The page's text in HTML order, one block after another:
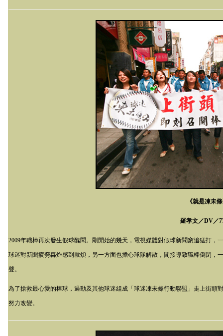
《就是凍未
羅孝文／DV／
2009年職棒再次發生假球醜聞。剛開始的幾天，電視媒體對假球新聞窮追猛打
球迷對新聞疲勞轟炸感到厭煩，另一方面也擔心球隊解散，間接導致職棒倒閉，
聲。
為了搶救最心愛的棒球，過動及其他球迷組成「球迷凍未條行動聯盟」走上街
努力改變。